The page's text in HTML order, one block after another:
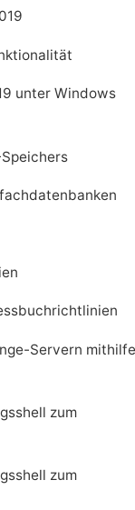
unter Windows
Servern mithilfe
zum
zum